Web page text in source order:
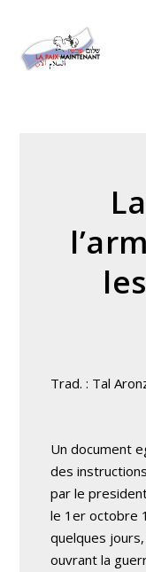
Trad. : Tal
Un document
des
par le
le 1er octobre
quelques
ouvrant la